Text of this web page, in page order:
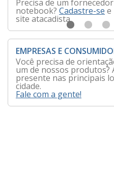
Precisa de um
notebook? Cadastre-se e
site atacadista.
EMPRESAS E
Você precisa de
um de nossos
presente nas principais
cidade.
Fale com a gente!